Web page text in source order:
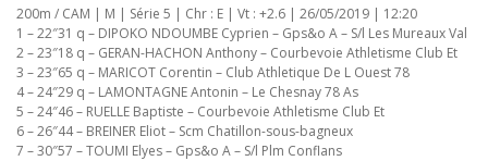
200m / CAM | M | Série 5 | Chr : E | Vt : +2.6 | 26/05/2019 | 12:20
1 – 22″31 q – DIPOKO NDOUMBE Cyprien – Gps&o A – S/l Les Mureaux Val
2 – 23″18 q – GERAN-HACHON Anthony – Courbevoie Athletisme Club Et
3 – 23″65 q – MARICOT Corentin – Club Athletique De L Ouest 78
4 – 24″29 q – LAMONTAGNE Antonin – Le Chesnay 78 As
5 – 24″46 – RUELLE Baptiste – Courbevoie Athletisme Club Et
6 – 26″44 – BREINER Eliot – Scm Chatillon-sous-bagneux
7 – 30″57 – TOUMI Elyes – Gps&o A – S/l Plm Conflans